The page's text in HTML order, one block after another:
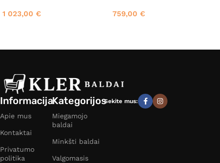
1 023,00 € 759,00 €
Informacija
Apie mus
Kontaktai
Privatumo
politika
Kategorijos
Miegamojo
baldai
Minkšti baldai
Valgomasis
Sekite mus: